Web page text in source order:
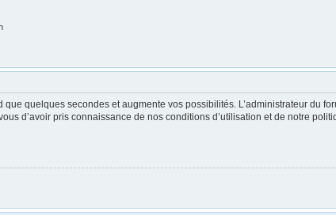
quelques secondes et augmente vos possibilités. L’administrateur du
d’avoir pris connaissance de nos conditions d’utilisation et de notre